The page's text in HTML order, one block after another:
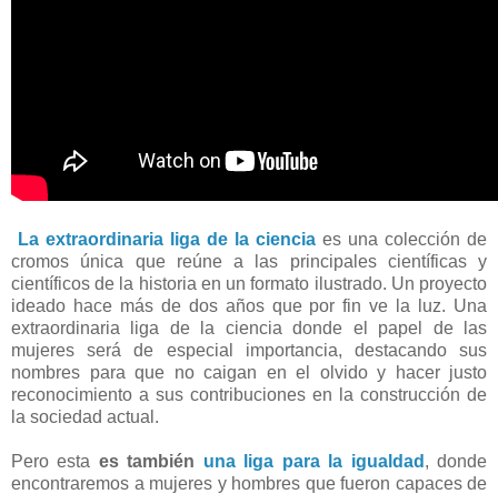
La extraordinaria liga de la ciencia es una colección de
cromos única que reúne a las principales científicas y
científicos de la historia en un formato ilustrado. Un proyecto
ideado hace más de dos años que por fin ve la luz. Una
extraordinaria liga de la ciencia donde el papel de las
mujeres será de especial importancia, destacando sus
nombres para que no caigan en el olvido y hacer justo
reconocimiento a sus contribuciones en la construcción de
la sociedad actual.
Pero esta es también una liga para la igualdad , donde
encontraremos a mujeres y hombres que fueron capaces de